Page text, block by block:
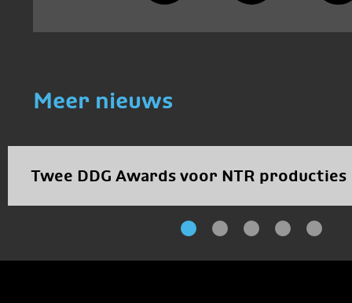
Meer nieuws
Twee DDG Awards voor NTR producties